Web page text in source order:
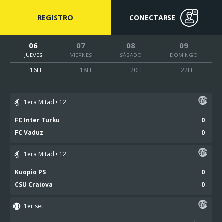
REGISTRO CONECTARSE
06
JUEVES
07
VIERNES
08
SÁBADO
09
DOMINGO
16H 18H 20H 22H
1era Mitad 12'
FC Inter Turku
0
FC Vaduz
0
1era Mitad 12'
Kuopio PS
0
CSU Craiova
0
1er set